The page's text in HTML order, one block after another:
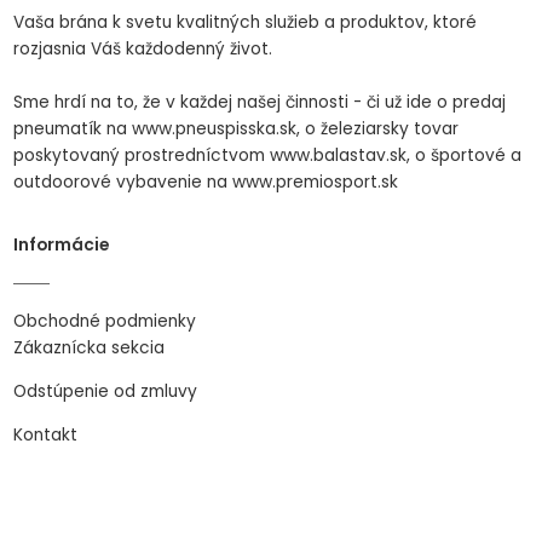
Vaša brána k svetu kvalitných služieb a produktov, ktoré
rozjasnia Váš každodenný život.
Sme hrdí na to, že v každej našej činnosti - či už ide o predaj
pneumatík na www.pneuspisska.sk, o železiarsky tovar
poskytovaný prostredníctvom www.balastav.sk, o športové a
outdoorové vybavenie na www.premiosport.sk
Informácie
Obchodné podmienky
Zákaznícka sekcia
Odstúpenie od zmluvy
Kontakt